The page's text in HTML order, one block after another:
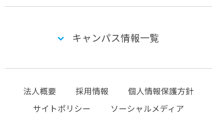
キャンパス情報一覧
法人概要 採用情報
個人情報保護方針
サイトポリシー
ソーシャルメディア